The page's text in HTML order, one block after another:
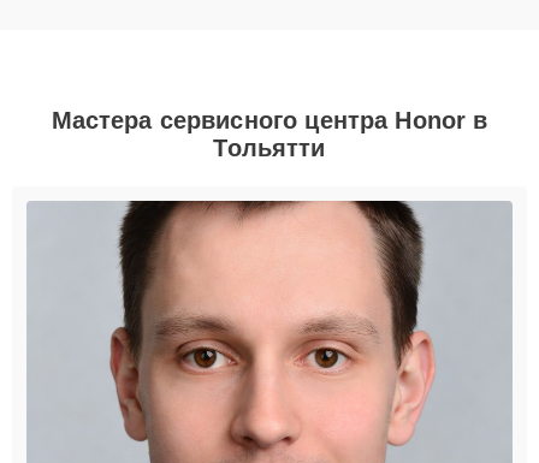
Мастера сервисного центра Honor в
Тольятти